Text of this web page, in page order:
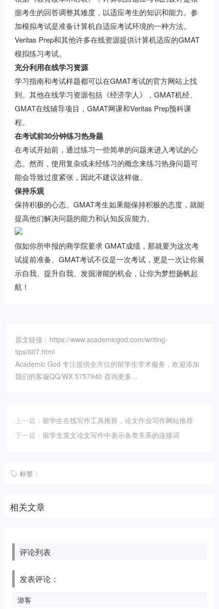
据考生的回答调整其难度，以适应考生的知识和能力。参
加模拟考试是准备计算机自适应考试环境的一种方法。
Veritas Prep和其他许多在线资源提供计算机适应的GMAT
模拟练习考试。
充分利用在线学习资源
学习指南和考试样题都可以在GMAT考试的官方网站上找
到。其他在线学习资源包括《经济学人》，GMAT机经、
GMAT在线辅导项目，GMAT网课和Veritas Prep预科课
程。
在考试前30分钟练习热身题
在考试开始前，通过练习一些简单的问题来进入考试的心
态。然而，使用复杂或未经练习的概念来练习热身问题可
能会导致过度紧张，因此不建议这样做。
保持乐观
保持积极的心态。GMAT考生如果能保持积极的态度，就能
提高他们解决问题的能力和认知反应能力。
假如你所申报的商学院要求 GMAT成绩，那就要为这次考
试提前准备。GMAT考试不仅是一次考试，更是一次让你展
示自我、提升自我、发掘潜能的机会，让你为梦想扬帆起
航！
原文链接：https://www.academicgod.com/writing-
tips/607.html
Academic God 专注提供全方位的留学生学术服务，欢迎添加
我们的客服QQ/WX 5757940 咨询更多...
上一篇： 留学生在线写作工具推荐，论文作业写作网站推荐
下一篇： 留学生英文论文写作中表示各类关系的连接词
标签：
相关文章
评论列表
发表评论：